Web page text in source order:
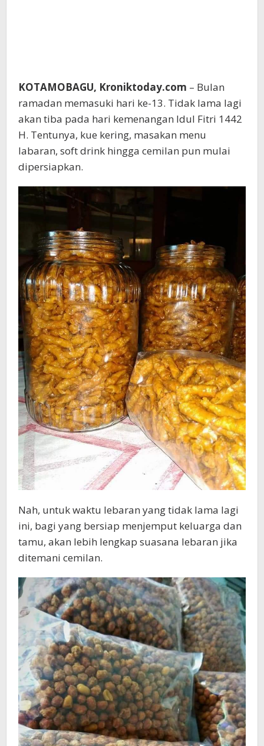
KOTAMOBAGU, Kroniktoday.com – Bulan
ramadan memasuki hari ke-13. Tidak lama lagi
akan tiba pada hari kemenangan Idul Fitri 1442
H. Tentunya, kue kering, masakan menu
labaran, soft drink hingga cemilan pun mulai
dipersiapkan.
Nah, untuk waktu lebaran yang tidak lama lagi
ini, bagi yang bersiap menjemput keluarga dan
tamu, akan lebih lengkap suasana lebaran jika
ditemani cemilan.